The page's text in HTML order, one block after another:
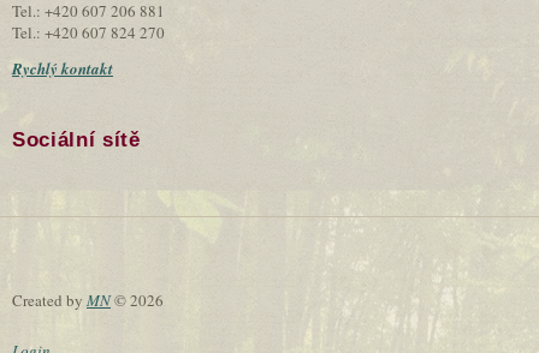
Tel.: +420 607 206 881
Tel.: +420 607 824 270
Rychlý kontakt
Sociální sítě
Created by MN© 2026